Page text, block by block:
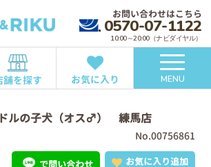
お問い合わせはこちら
0570-07-1122
10:00～20:00（ナビダイヤル）
舗を探す お気に入り MENU
ルの子犬（オス♂） 練馬店
No.00756861
お気に入り追加
で問い合わせ